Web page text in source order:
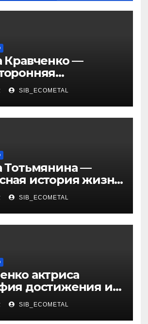
Кравченко —
российская
с богатой
и успешной
SIB_ECOMETAL
Тотьмянина —
история жизни
фигуристки
SIB_ECOMETAL
актриса
достижения и
факты
SIB_ECOMETAL